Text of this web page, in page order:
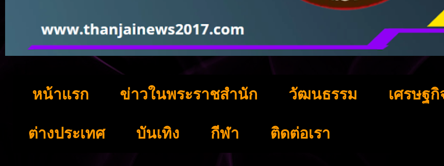
หน้าแรก ข่าวในพระราชสำนัก วัฒนธรรม เศรษฐกิ
ต่างประเทศ บันเทิง กีฬา ติดต่อเรา